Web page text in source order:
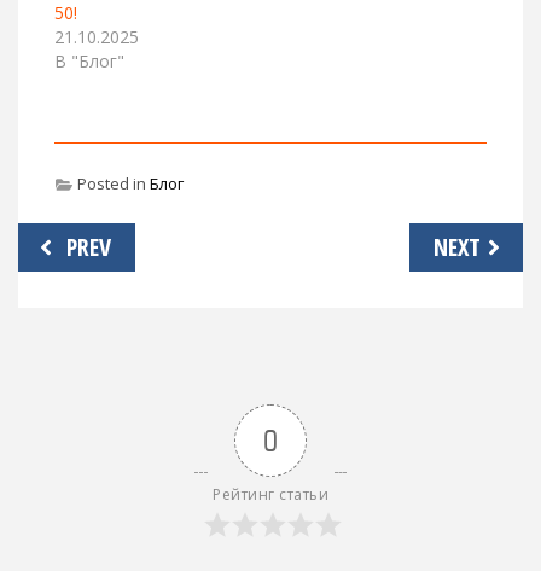
50!
21.10.2025
В "Блог"
Posted in Блог
Навигация
по
PREV NEXT
0
Рейтинг статьи